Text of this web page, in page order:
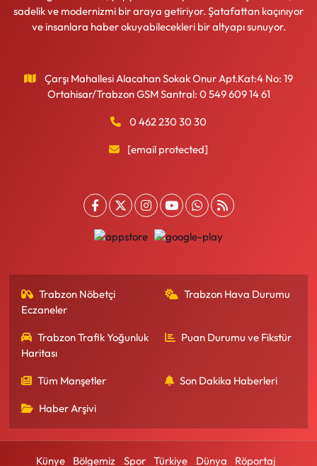
sadelik ve modernizmi bir araya getiriyor. Şatafattan kaçınıyor
ve insanlara haber okuyabilecekleri bir altyapı sunuyor.
Çarşı Mahallesi Alacahan Sokak Onur Apt.Kat:4 No: 19
Ortahisar/Trabzon GSM Santral: 0 549 609 14 61
0 462 230 30 30
[email protected]
Trabzon Nöbetçi
Eczaneler
Trabzon Hava Durumu
Trabzon Trafik Yoğunluk
Haritası
Puan Durumu ve Fikstür
Tüm Manşetler Son Dakika Haberleri
Haber Arşivi
Künye Bölgemiz Spor Türkiye Dünya Röportaj